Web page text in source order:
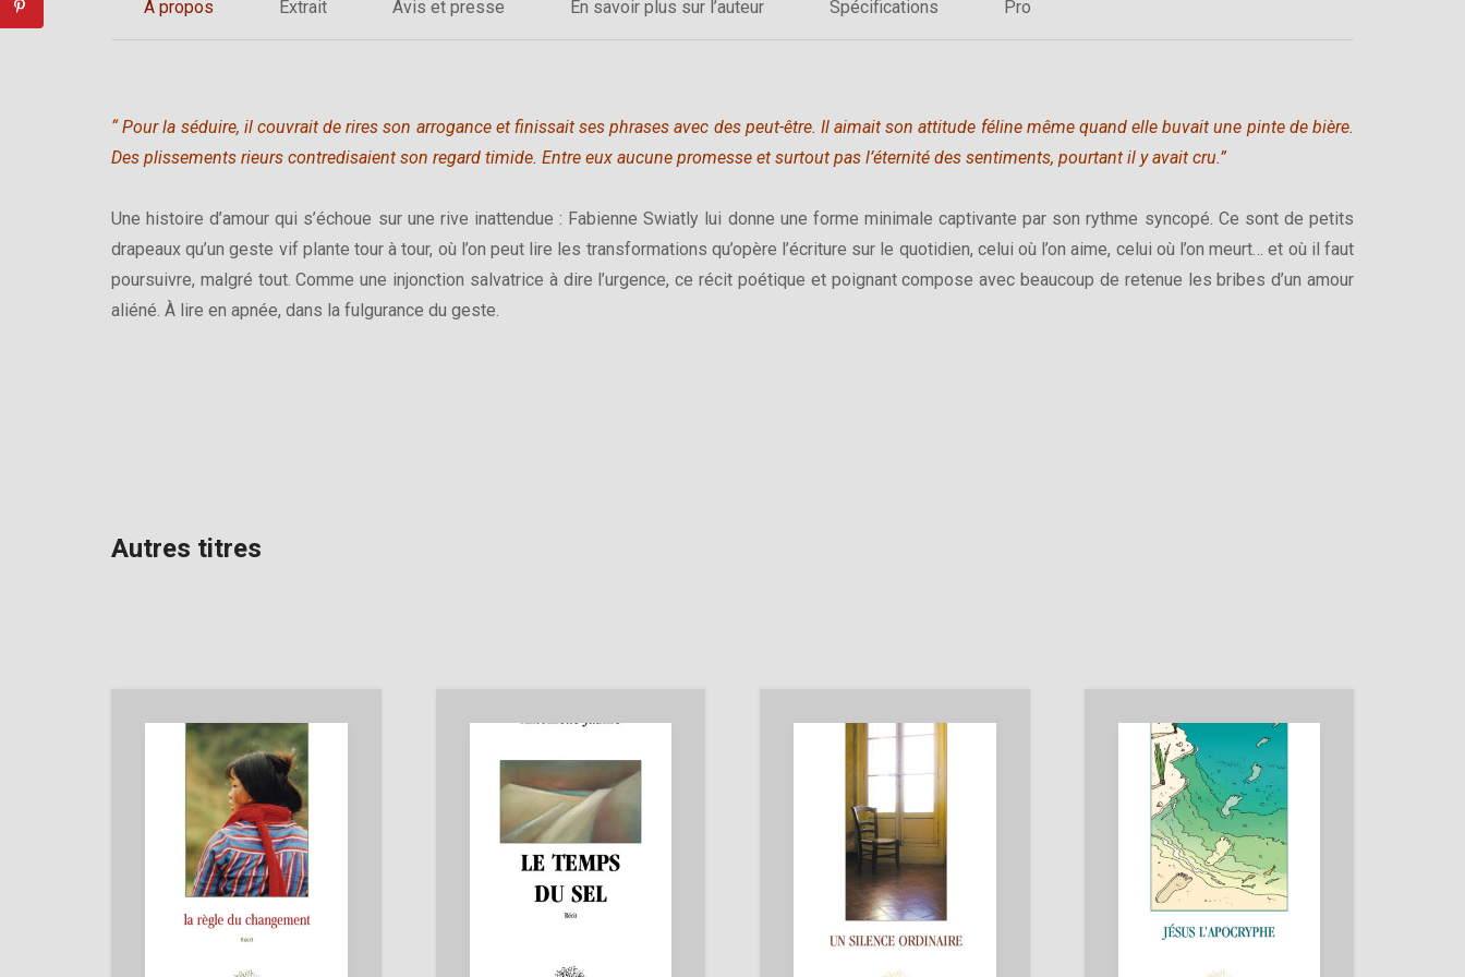
A propos Extrait Avis et presse En savoir plus sur l’auteur Spécifications Pro
“ Pour la séduire, il couvrait de rires son arrogance et finissait ses phrases avec des peut-être. Il aimait son attitude féline même quand elle buvait une pinte de bière.
Des plissements rieurs contredisaient son regard timide. Entre eux aucune promesse et surtout pas l’éternité des sentiments, pourtant il y avait cru.”
Une histoire d’amour qui s’échoue sur une rive inattendue : Fabienne Swiatly lui donne une forme minimale captivante par son rythme syncopé. Ce sont de petits
drapeaux qu’un geste vif plante tour à tour, où l’on peut lire les transformations qu’opère l’écriture sur le quotidien, celui où l’on aime, celui où l’on meurt… et où il faut
poursuivre, malgré tout. Comme une injonction salvatrice à dire l’urgence, ce récit poétique et poignant compose avec beaucoup de retenue les bribes d’un amour
aliéné. À lire en apnée, dans la fulgurance du geste.
Autres titres